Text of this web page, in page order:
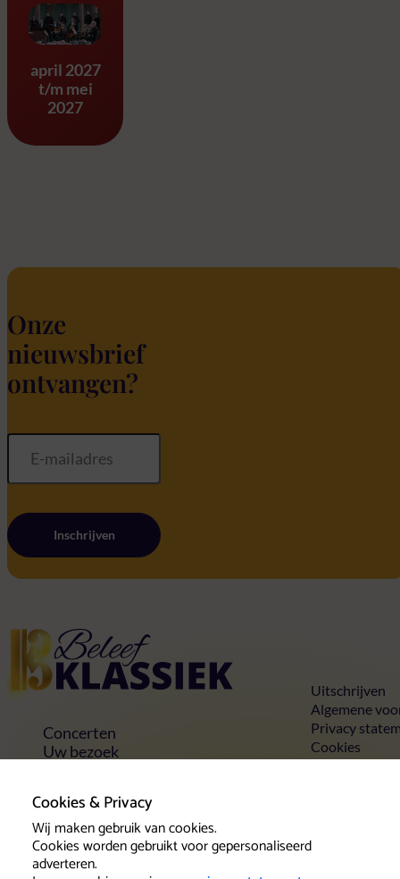
Cookies & Privacy
Wij maken gebruik van cookies.
Cookies worden gebruikt voor gepersonaliseerd
adverteren.
Requiem & Eine Kleine
april 2027
t/m mei
2027
Onze
nieuwsbrief
ontvangen?
Inschrijven
Concerten
Uw bezoek
Vrienden & voordelen
Contact
Uitschrijven
Algemene
Privacy
Cookies